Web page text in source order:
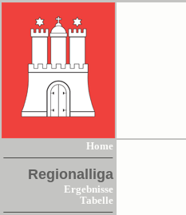
Home
Regionalliga
Ergebnisse
Tabelle